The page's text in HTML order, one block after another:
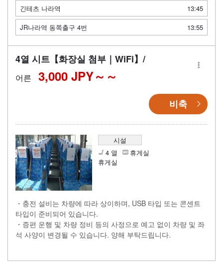
긴테츠 나라역
13:45
JR나라역 동쪽출구 4번
13:55
4열 시트【화장실 첨부｜WiFi】/
어른 3,000 JPY～
비축
시설
4 열
휴게실
휴게실
・충전 설비는 차량에 따라 상이하며, USB 타입 또는 콘센트
타입이 준비되어 있습니다.
・증편 운행 및 차량 정비 등의 사정으로 예고 없이 차량 및 좌
석 사양이 변경될 수 있습니다. 양해 부탁드립니다.